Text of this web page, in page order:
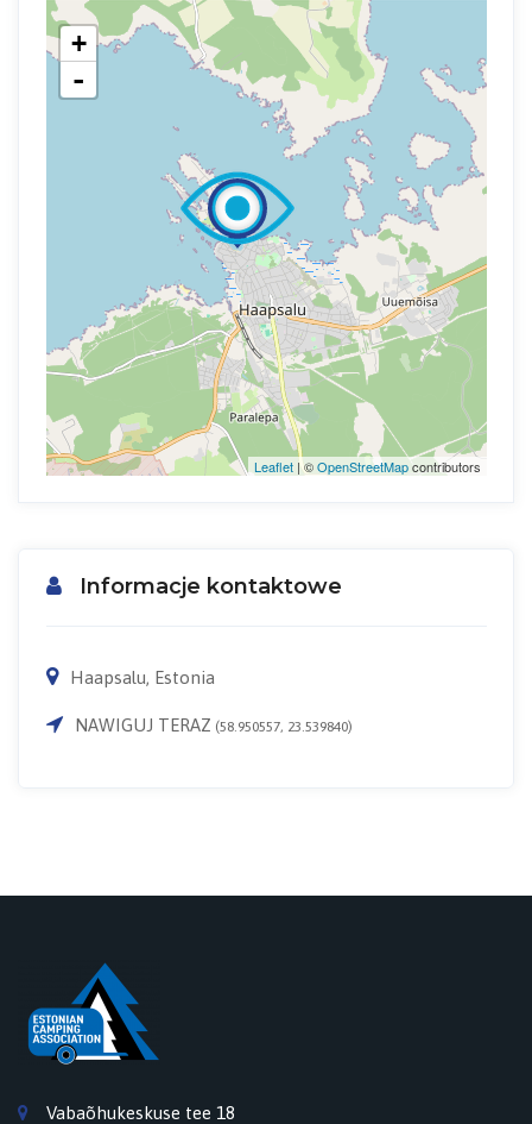
+
-
Leaflet| ©OpenStreetMapcontributors
Informacje kontaktowe
Haapsalu, Estonia
NAWIGUJ TERAZ (58.950557, 23.539840)
Vabaõhukeskuse tee 18